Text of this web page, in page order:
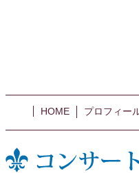
HOME プロフィー